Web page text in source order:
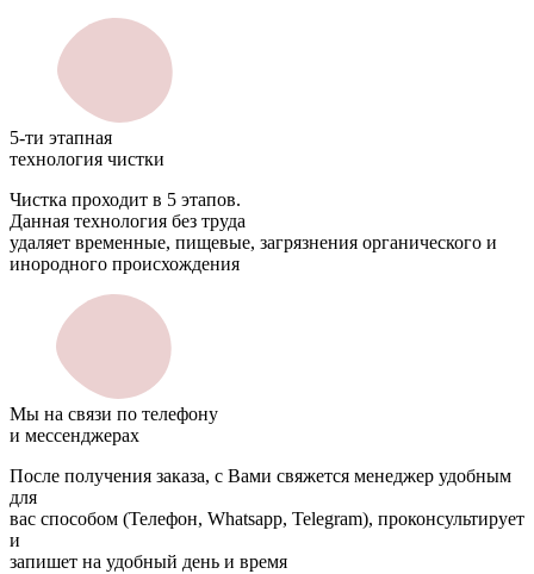
5-ти этапная
технология чистки
Чистка проходит в 5 этапов.
Данная технология без труда
удаляет временные, пищевые, загрязнения органического и
инородного происхождения
Мы на связи по телефону
и мессенджерах
После получения заказа, с Вами свяжется менеджер удобным
для
вас способом (Телефон, Whatsapp, Telegram), проконсультирует
и
запишет на удобный день и время